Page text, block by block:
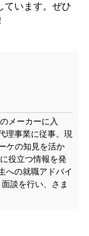
ています。ぜひ
メーカーに入
理事業に従事。現
ケの知見を活か
役立つ情報を発
への就職アドバイ
談を行い、さま